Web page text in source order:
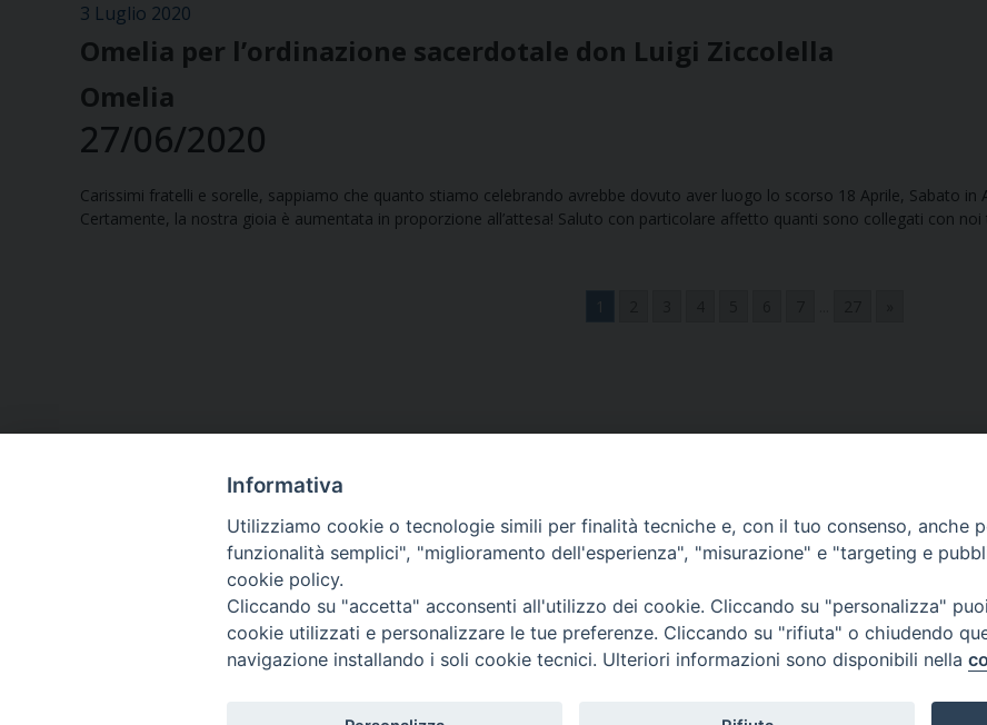
3 Luglio 2020
Omelia per l’ordinazione sacerdotale don Luigi Ziccolella
Omelia
27/06/2020
Carissimi fratelli e sorelle, sappiamo che quanto stiamo celebrando avrebbe dovuto aver luogo lo scorso 18 Aprile, Sabato
Certamente, la nostra gioia è aumentata in proporzione all’attesa! Saluto con particolare affetto quanti sono collegati con
1
articoli
Piazza Giovene 4 – 70056 Molfetta (BA)
Ufficio Comunicazioni sociali
Piazza Giovene 4 – 70056 Molfetta (BA)
comunicazionisociali@diocesimolfetta.it
Informativa
Utilizziamo cookie o tecnologie simili per finalità tecniche e, con il tuo consenso, anche
funzionalità semplici", "miglioramento dell'esperienza", "misurazione" e "targeting e
cookie policy.
Cliccando su "accetta" acconsenti all'utilizzo dei cookie. Cliccando su "personalizza"
cookie utilizzati e personalizzare le tue preferenze. Cliccando su "rifiuta" o chiudendo
navigazione installando i soli cookie tecnici. Ulteriori informazioni sono disponibili nella